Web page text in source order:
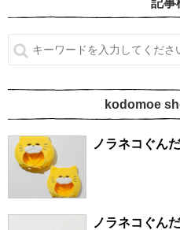
記事
kodomoe
ノラネコぐん